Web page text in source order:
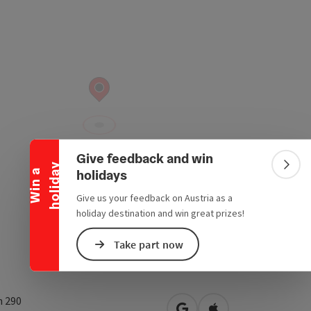
W
i
n
a
h
o
l
i
d
a y
Collapse banner
Give feedback and win
holidays
Give us your feedback on Austria as a
holiday destination and win great prizes!
Take part now
290